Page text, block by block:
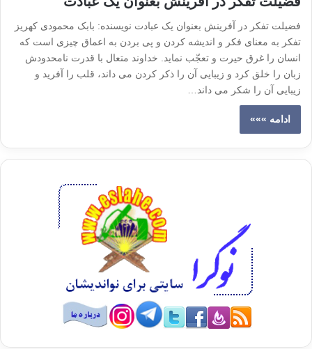
فضیلت تفکر در آفرینش بعنوان یک عبادت نویسنده: بابک محمودی کهریز
تفکر به معنای فکر و اندیشه کردن و پی بردن به اعماق چیزی است که
انسان را غرق حیرت و تعجّب نماید. خداوند متعال با قدرت نامحدودش
زبان را خلق کرد و زیبایی آن را ذکر کردن می داند، قلب را آفرید و
زیبایی آن را شکر می داند…
ادامه »»»